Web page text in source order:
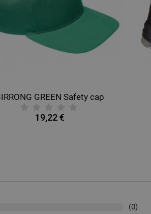
GREEN Safety cap
19,22 €
(0)